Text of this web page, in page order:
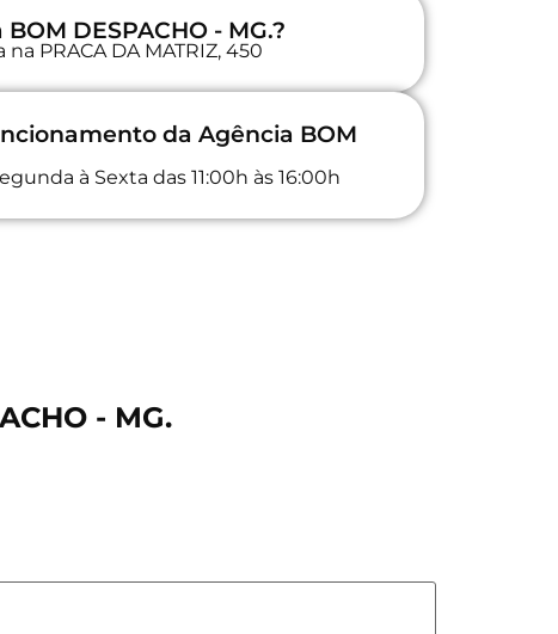
DESPACHO - MG.?
PRACA DA MATRIZ, 450
da Agência BOM
à Sexta das 11:00h às 16:00h
- MG.